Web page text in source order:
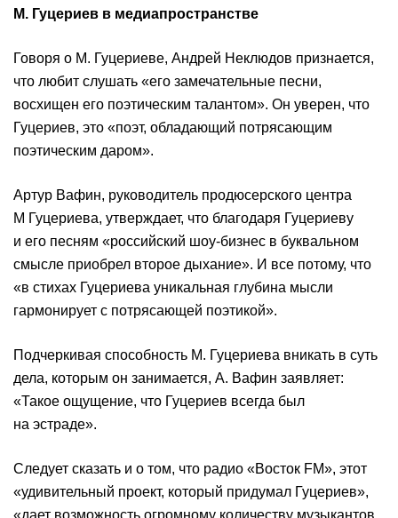
М. Гуцериев в медиапространстве
Говоря о М. Гуцериеве, Андрей Неклюдов признается,
что любит слушать «его замечательные песни,
восхищен его поэтическим талантом». Он уверен, что
Гуцериев, это «поэт, обладающий потрясающим
поэтическим даром».
Артур Вафин, руководитель продюсерского центра
М Гуцериева, утверждает, что благодаря Гуцериеву
и его песням «российский шоу-бизнес в буквальном
смысле приобрел второе дыхание». И все потому, что
«в стихах Гуцериева уникальная глубина мысли
гармонирует с потрясающей поэтикой».
Подчеркивая способность М. Гуцериева вникать в суть
дела, которым он занимается, А. Вафин заявляет:
«Такое ощущение, что Гуцериев всегда был
на эстраде».
Следует сказать и о том, что радио «Восток FM», этот
«удивительный проект, который придумал Гуцериев»,
«дает возможность огромному количеству музыкантов,